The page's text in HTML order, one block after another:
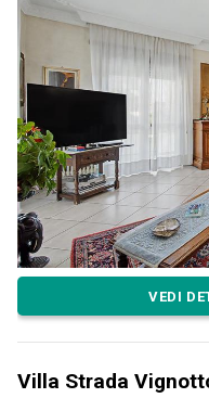
VEDI
Villa Strada